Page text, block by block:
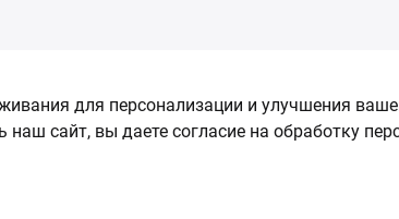
для персонализации и улучшения
сайт, вы даете согласие на обработку